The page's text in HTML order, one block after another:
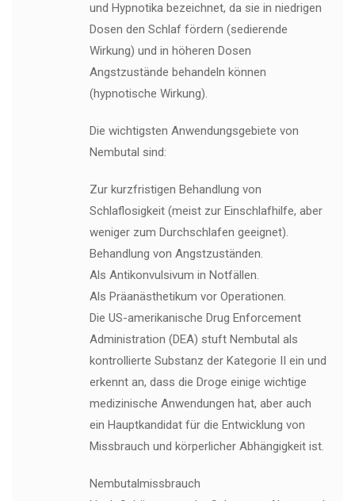
und Hypnotika bezeichnet, da sie in niedrigen
Dosen den Schlaf fördern (sedierende
Wirkung) und in höheren Dosen
Angstzustände behandeln können
(hypnotische Wirkung).
Die wichtigsten Anwendungsgebiete von
Nembutal sind:
Zur kurzfristigen Behandlung von
Schlaflosigkeit (meist zur Einschlafhilfe, aber
weniger zum Durchschlafen geeignet).
Behandlung von Angstzuständen.
Als Antikonvulsivum in Notfällen.
Als Präanästhetikum vor Operationen.
Die US-amerikanische Drug Enforcement
Administration (DEA) stuft Nembutal als
kontrollierte Substanz der Kategorie II ein und
erkennt an, dass die Droge einige wichtige
medizinische Anwendungen hat, aber auch
ein Hauptkandidat für die Entwicklung von
Missbrauch und körperlicher Abhängigkeit ist.
Nembutalmissbrauch